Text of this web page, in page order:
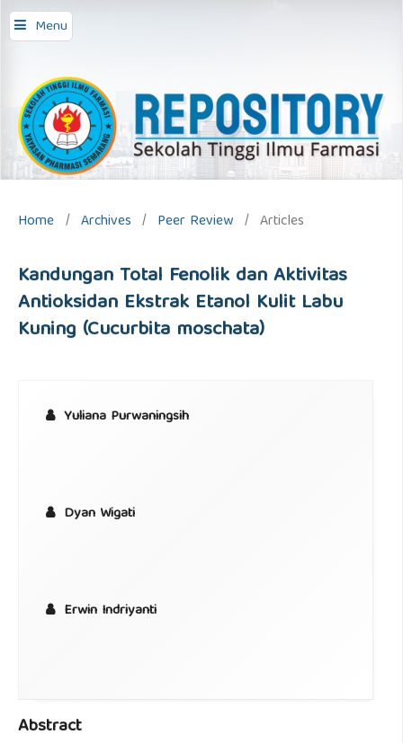
Menu
repository stifar,
Home / Archives / Peer Review / Articles
Kandungan Total Fenolik dan Aktivitas
Antioksidan Ekstrak Etanol Kulit Labu
Kuning (Cucurbita moschata)
Yuliana Purwaningsih
Dyan Wigati
Erwin Indriyanti
Abstract